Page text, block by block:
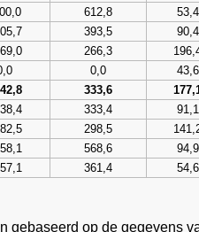
612,8 53,4
393,5 90,4
266,3
0,0 43,6
333,6
333,4 91,1
298,5
568,6 94,9
361,4 54,6
gebaseerd op de gegevens